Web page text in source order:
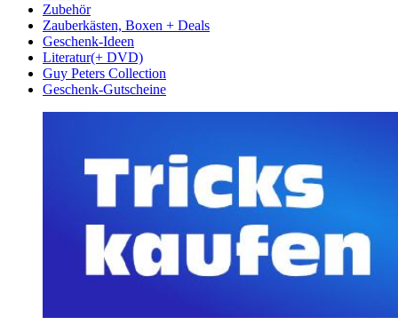
Zubehör
Zauberkästen, Boxen + Deals
Geschenk-Ideen
Literatur(+ DVD)
Guy Peters Collection
Geschenk-Gutscheine